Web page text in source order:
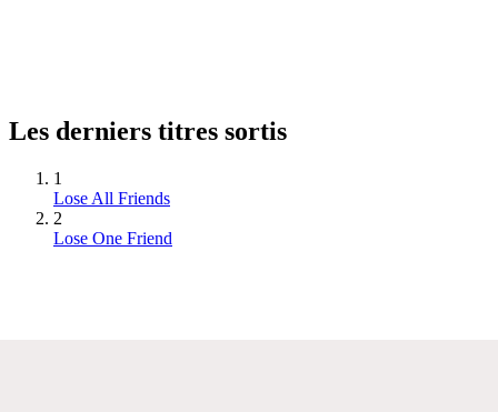
Les derniers titres sortis
1
Lose All Friends
2
Lose One Friend